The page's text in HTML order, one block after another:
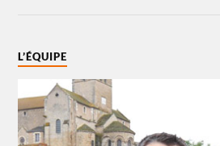
L’ÉQUIPE